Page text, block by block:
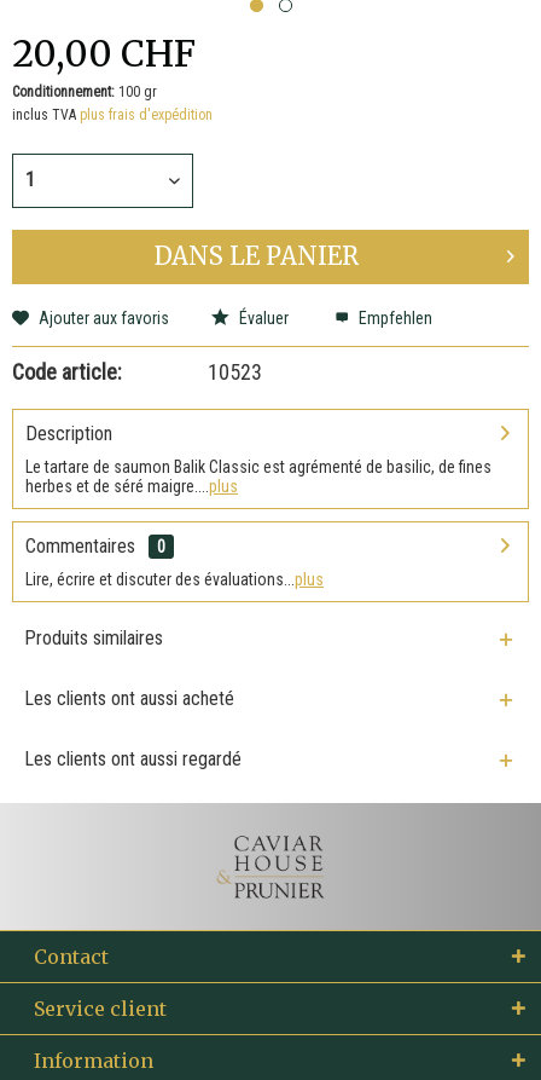
20,00 CHF
Conditionnement: 100 gr
inclus TVA plus frais d'expédition
DANS LE PANIER
Ajouter aux favoris Évaluer Empfehlen
Code article: 10523
Description
Le tartare de saumon Balik Classic est agrémenté de basilic, de fines
herbes et de séré maigre.... plus
Commentaires
0
Lire, écrire et discuter des évaluations... plus
Produits similaires
Les clients ont aussi acheté
Les clients ont aussi regardé
Contact
Service client
Information